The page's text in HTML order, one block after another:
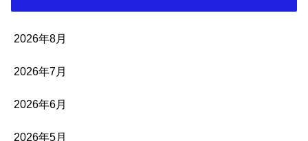
2026年8月
2026年7月
2026年6月
2026年5月